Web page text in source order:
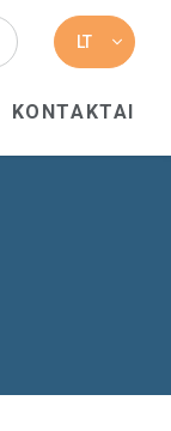
LT
KONTAKTAI